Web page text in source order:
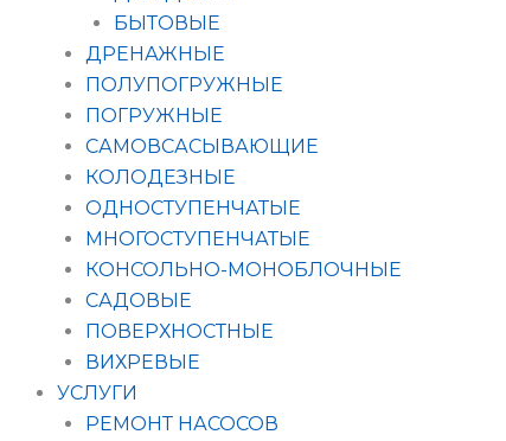
БЫТОВЫЕ
ДРЕНАЖНЫЕ
ПОЛУПОГРУЖНЫЕ
ПОГРУЖНЫЕ
САМОВСАСЫВАЮЩИЕ
КОЛОДЕЗНЫЕ
ОДНОСТУПЕНЧАТЫЕ
МНОГОСТУПЕНЧАТЫЕ
КОНСОЛЬНО-МОНОБЛОЧНЫЕ
САДОВЫЕ
ПОВЕРХНОСТНЫЕ
ВИХРЕВЫЕ
УСЛУГИ
РЕМОНТ НАСОСОВ